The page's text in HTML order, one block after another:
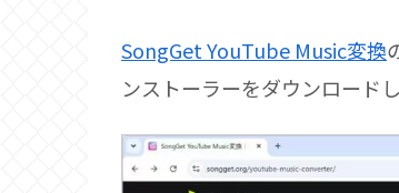
SongGet YouTube Music変換
ンストーラーをダウンロードし